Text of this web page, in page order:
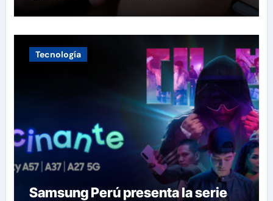
Tecnología
Samsung Perú presenta la serie